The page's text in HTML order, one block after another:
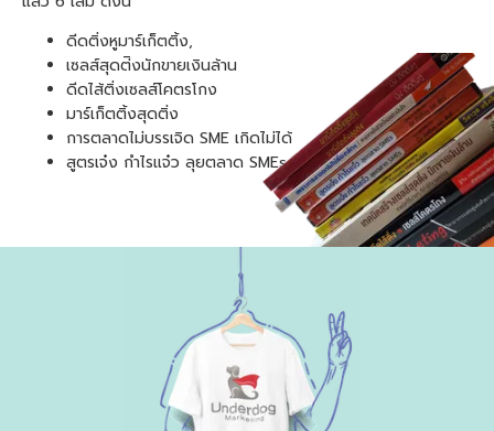
ดีดติ่งหูมาร์เก็ตติ้ง,
เซลส์สุดต่ิงนักขายเงินล้าน
ดีดไส้ติ่งเซลส์โคตรโกง
มาร์เก็ตติ้งสุดติ่ง
การตลาดไม่บรรเจิด SME เกิดไม่ได้
สูตรเจ๋ง กำไรแจ๋ว ลุยตลาด SMEs (Audio Book)